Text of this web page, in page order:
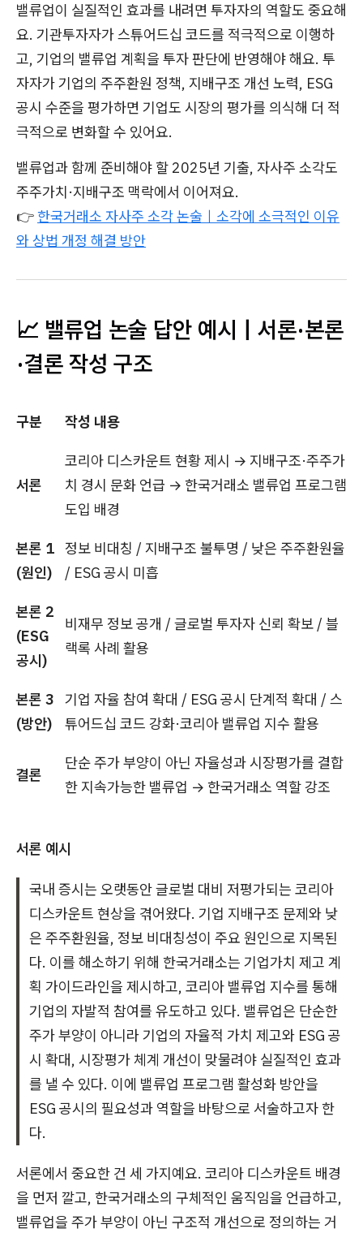
밸류업이 실질적인 효과를 내려면 투자자의 역할도 중요해
요. 기관투자자가 스튜어드십 코드를 적극적으로 이행하
고, 기업의 밸류업 계획을 투자 판단에 반영해야 해요. 투
자자가 기업의 주주환원 정책, 지배구조 개선 노력, ESG
공시 수준을 평가하면 기업도 시장의 평가를 의식해 더 적
극적으로 변화할 수 있어요.
밸류업과 함께 준비해야 할 2025년 기출, 자사주 소각도
주주가치·지배구조 맥락에서 이어져요.
👉한국거래소 자사주 소각 논술｜소각에 소극적인 이유
와 상법 개정 해결 방안
📈 밸류업 논술 답안 예시｜서론·본론
·결론 작성 구조
구분 작성 내용
서론
코리아 디스카운트 현황 제시 → 지배구조·주주가
치 경시 문화 언급 → 한국거래소 밸류업 프로그램
도입 배경
본론 1
(원인)
정보 비대칭 / 지배구조 불투명 / 낮은 주주환원율
/ ESG 공시 미흡
본론 2
(ESG
공시)
비재무 정보 공개 / 글로벌 투자자 신뢰 확보 / 블
랙록 사례 활용
본론 3
(방안)
기업 자율 참여 확대 / ESG 공시 단계적 확대 / 스
튜어드십 코드 강화·코리아 밸류업 지수 활용
결론
단순 주가 부양이 아닌 자율성과 시장평가를 결합
한 지속가능한 밸류업 → 한국거래소 역할 강조
서론 예시
국내 증시는 오랫동안 글로벌 대비 저평가되는 코리아
디스카운트 현상을 겪어왔다. 기업 지배구조 문제와 낮
은 주주환원율, 정보 비대칭성이 주요 원인으로 지목된
다. 이를 해소하기 위해 한국거래소는 기업가치 제고 계
획 가이드라인을 제시하고, 코리아 밸류업 지수를 통해
기업의 자발적 참여를 유도하고 있다. 밸류업은 단순한
주가 부양이 아니라 기업의 자율적 가치 제고와 ESG 공
시 확대, 시장평가 체계 개선이 맞물려야 실질적인 효과
를 낼 수 있다. 이에 밸류업 프로그램 활성화 방안을
ESG 공시의 필요성과 역할을 바탕으로 서술하고자 한
다.
서론에서 중요한 건 세 가지예요. 코리아 디스카운트 배경
을 먼저 깔고, 한국거래소의 구체적인 움직임을 언급하고,
밸류업을 주가 부양이 아닌 구조적 개선으로 정의하는 거